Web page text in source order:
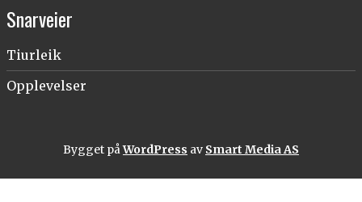
Snarveier
Tiurleik
Opplevelser
Bygget påWordPress av Smart Media AS